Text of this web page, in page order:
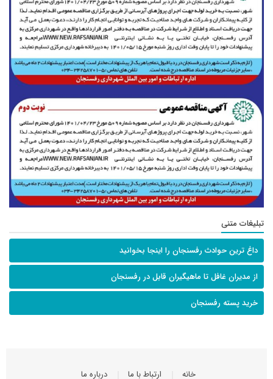
تبلیغات متنی
داغ ترین حوادث رفسنجان را اینجا بخوانید
از مدیران غافل تا ماهیگیران قابل در رفسنجان
خرید پسته رفسنجان
خانه ارتباط با ما درباره ما